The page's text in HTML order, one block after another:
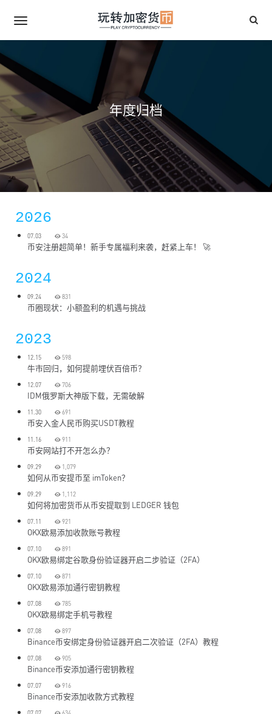
年度归档
2026
07.03 34
币安注册超简单！新手专属福利来袭，赶紧上车！ 🚀
2024
09.24 831
币圈现状：小额盈利的机遇与挑战
2023
12.15 598
牛市回归，如何提前埋伏百倍币？
12.07 706
IDM俄罗斯大神版下载，无需破解
11.30 691
币安入金人民币购买USDT教程
11.16 911
币安网站打不开怎么办？
09.29 1,079
如何从币安提币至 imToken？
09.29 1,112
如何将加密货币从币安提取到 LEDGER 钱包
07.11 921
OKX欧易添加收款账号教程
07.10 891
OKX欧易绑定谷歌身份验证器开启二步验证（2FA）
07.10 871
OKX欧易添加通行密钥教程
07.08 785
OKX欧易绑定手机号教程
07.08 897
Binance币安绑定身份验证器开启二次验证（2FA）教程
07.08 905
Binance币安添加通行密钥教程
07.07 916
Binance币安添加收款方式教程